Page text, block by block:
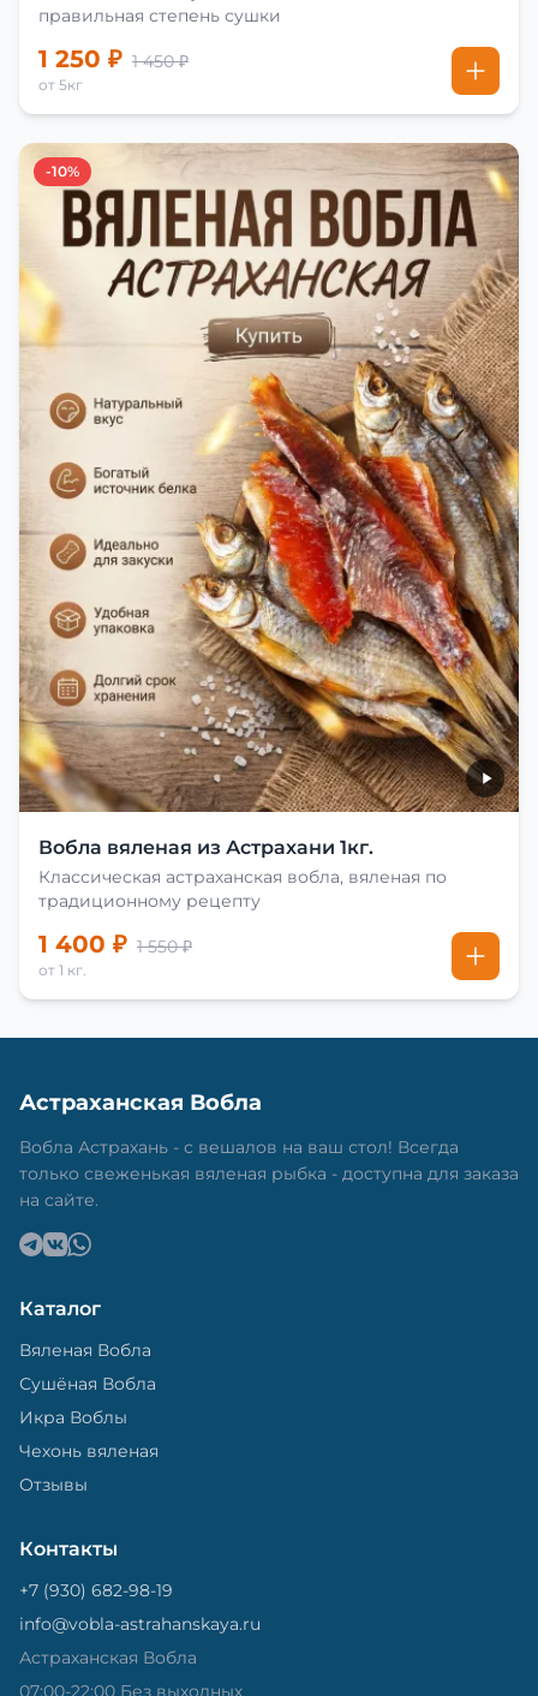
правильная степень сушки
1 250 ₽ 1 450 ₽
от 5кг
-10%
Вобла вяленая из Астрахани 1кг.
Классическая астраханская вобла, вяленая по
традиционному рецепту
1 400 ₽ 1 550 ₽
от 1 кг.
Астраханская Вобла
Вобла Астрахань - с вешалов на ваш стол! Всегда
только свеженькая вяленая рыбка - доступна для заказа
на сайте.
Каталог
Вяленая Вобла
Сушёная Вобла
Икра Воблы
Чехонь вяленая
Отзывы
Контакты
+7 (930) 682-98-19
info@vobla-astrahanskaya.ru
Астраханская Вобла
07:00-22:00 Без выходных